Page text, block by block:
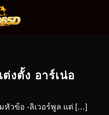
งตั้ง อาร์เน่อ
หัวข้อ -ลิเวอร์พูล แต่ […]